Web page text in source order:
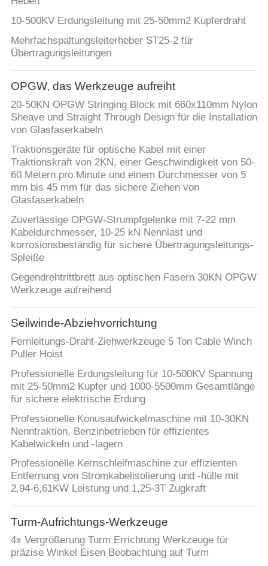
10-500KV Erdungsleitung mit 25-50mm2 Kupferdraht
Mehrfachspaltungsleiterheber ST25-2 für
Übertragungsleitungen
OPGW, das Werkzeuge aufreiht
20-50KN OPGW Stringing Block mit 660x110mm Nylon
Sheave und Straight Through Design für die Installation
von Glasfaserkabeln
Traktionsgeräte für optische Kabel mit einer
Traktionskraft von 2KN, einer Geschwindigkeit von 50-
60 Metern pro Minute und einem Durchmesser von 5
mm bis 45 mm für das sichere Ziehen von
Glasfaserkabeln
Zuverlässige OPGW-Strumpfgelenke mit 7-22 mm
Kabeldurchmesser, 10-25 kN Nennlast und
korrosionsbeständig für sichere Übertragungsleitungs-
Spleiße
Gegendrehtrittbrett aus optischen Fasern 30KN OPGW
Werkzeuge aufreihend
Seilwinde-Abziehvorrichtung
Fernleitungs-Draht-Ziehwerkzeuge 5 Ton Cable Winch
Puller Hoist
Professionelle Erdungsleitung für 10-500KV Spannung
mit 25-50mm2 Kupfer und 1000-5500mm Gesamtlänge
für sichere elektrische Erdung
Professionelle Konusaufwickelmaschine mit 10-30KN
Nenntraktion, Benzinbetrieben für effizientes
Kabelwickeln und -lagern
Professionelle Kernschleifmaschine zur effizienten
Entfernung von Stromkabelisolierung und -hülle mit
2,94-6,61KW Leistung und 1,25-3T Zugkraft
Turm-Aufrichtungs-Werkzeuge
4x Vergrößerung Turm Errichtung Werkzeuge für
präzise Winkel Eisen Beobachtung auf Turm